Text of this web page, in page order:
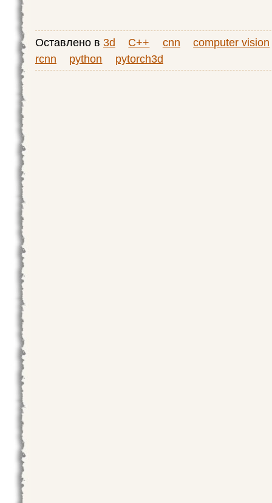
Оставлено в 3d C++ cnn
computer vision
rcnn
python pytorch3d